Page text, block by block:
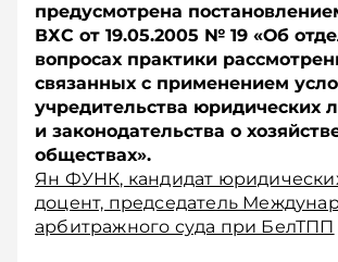
предусмотрена
ВХС от 19.05.2005 № 19 «Об
вопросах практики
связанных с применением
учредительства юридических
и законодательства о
обществах».
Ян ФУНК, кандидат
доцент, председатель
арбитражного суда при БелТПП